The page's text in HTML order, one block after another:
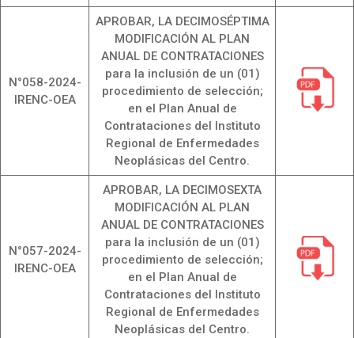
N°058-2024-
IRENC-OEA
APROBAR, LA DECIMOSÉPTIMA
MODIFICACIÓN AL PLAN
ANUAL DE CONTRATACIONES
para la inclusión de un (01)
procedimiento de selección;
en el Plan Anual de
Contrataciones del Instituto
Regional de Enfermedades
Neoplásicas del Centro.
N°057-2024-
IRENC-OEA
APROBAR, LA DECIMOSEXTA
MODIFICACIÓN AL PLAN
ANUAL DE CONTRATACIONES
para la inclusión de un (01)
procedimiento de selección;
en el Plan Anual de
Contrataciones del Instituto
Regional de Enfermedades
Neoplásicas del Centro.